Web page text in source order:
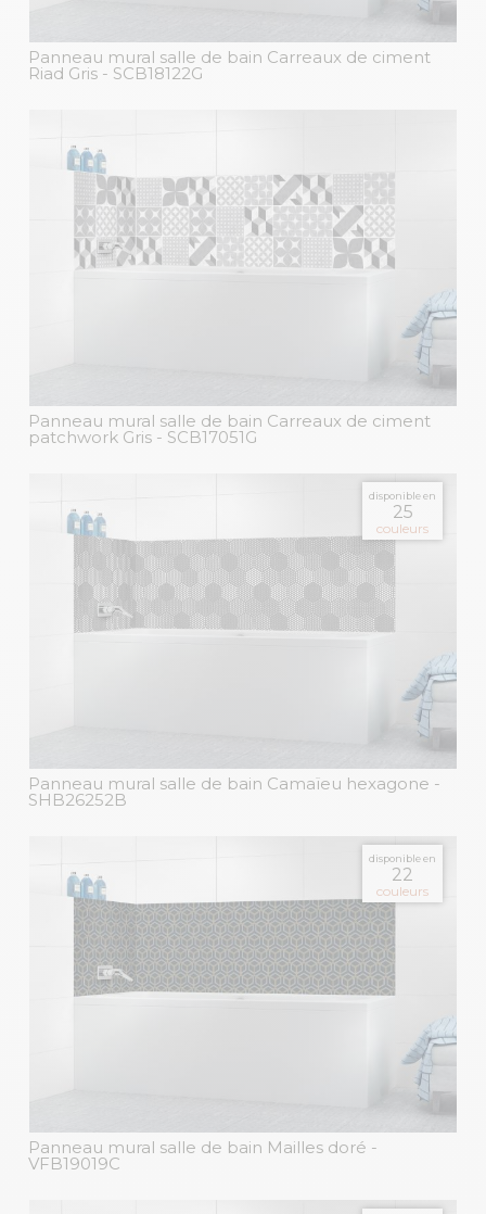
Panneau mural salle de bain Carreaux de ciment
Riad Gris - SCB18122G
Panneau mural salle de bain Carreaux de ciment
patchwork Gris - SCB17051G
disponible en
25
couleurs
Panneau mural salle de bain Camaïeu hexagone -
SHB26252B
disponible en
22
couleurs
Panneau mural salle de bain Mailles doré -
VFB19019C